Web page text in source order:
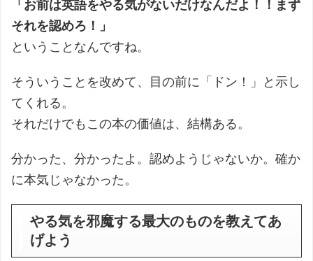
「お前は英語をやる気がないだけなんだよ！！まず
それを認めろ！」
ということなんですね。
そういうことを改めて、目の前に「ドン！」と示し
てくれる。
それだけでもこの本の価値は、結構ある。
分かった、分かったよ。認めようじゃないか。確か
に本気じゃなかった。
やる気を邪魔する最大のものを教えてあ
げよう